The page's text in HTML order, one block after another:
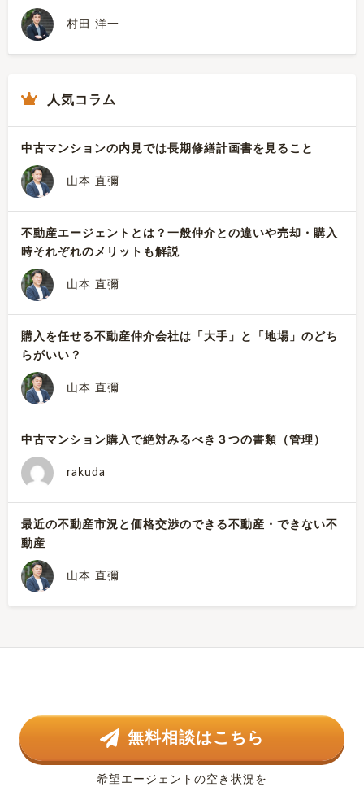
村田 洋一
人気コラム
中古マンションの内見では長期修繕計画書を見ること
山本 直彌
不動産エージェントとは？一般仲介との違いや売却・購入
時それぞれのメリットも解説
山本 直彌
購入を任せる不動産仲介会社は「大手」と「地場」のどち
らがいい？
山本 直彌
中古マンション購入で絶対みるべき３つの書類（管理）
rakuda
最近の不動産市況と価格交渉のできる不動産・できない不
動産
山本 直彌
無料相談はこちら
希望エージェントの空き状況を